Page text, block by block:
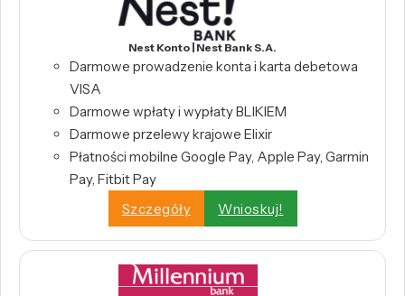
Nest Konto | Nest Bank S.A.
Darmowe prowadzenie konta i karta debetowa
VISA
Darmowe wpłaty i wypłaty BLIKIEM
Darmowe przelewy krajowe Elixir
Płatności mobilne Google Pay, Apple Pay, Garmin
Pay, Fitbit Pay
Szczegóły
Wnioskuj!